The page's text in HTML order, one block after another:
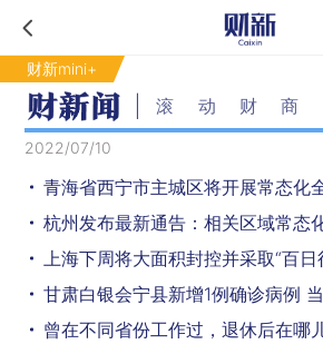
财新mini+
滚动财商
2022/07/10
青海省西宁市主城区将开展常态化
曾在不同省份工作过，退休后在哪